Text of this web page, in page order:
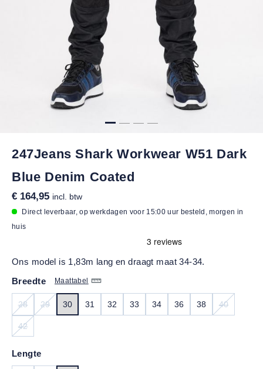
247Jeans Shark Workwear W51 Dark
Blue Denim Coated
€ 164,95 incl. btw
Direct leverbaar, op werkdagen voor 15:00 uur besteld, morgen in
huis
Ons model is 1,83m lang en draagt maat 34-34.
Maattabel
Breedte
28
(DEZE OPTIE IS MOMENTEEL NIET BESCHIKBAAR.)
29
(DEZE OPTIE IS MOMENTEEL NIET BESCHIKBAAR.)
30 31 32 33 34 36 38 40
42
Lengte